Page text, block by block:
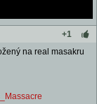
+1
na real masakru